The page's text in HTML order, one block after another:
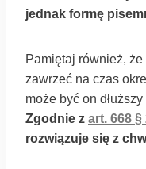
jednak formę
Pamiętaj również,
zawrzeć na czas
może być on
Zgodnie z art. 668 §
rozwiązuje się z